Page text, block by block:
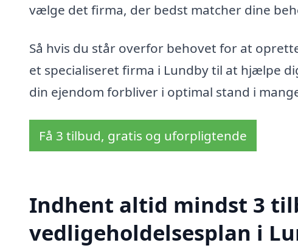
vælge det firma, der bedst matcher dine
Så hvis du står overfor behovet for at
et specialiseret firma i Lundby til at hjælpe
din ejendom forbliver i optimal stand i
Få 3 tilbud, gratis og uforpligtende
Indhent altid mindst 3
vedligeholdelsesplan i